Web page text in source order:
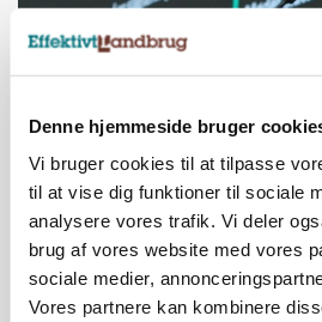
Denne hjemmeside bruger
Vi bruger cookies til at tilpasse
til at vise dig funktioner til sociale
analysere vores trafik. Vi deler
brug af vores website med vores
sociale medier,
Vores partnere kan kombinere
GRISE
Svineproducenter kalder
katastrofe
Annonce